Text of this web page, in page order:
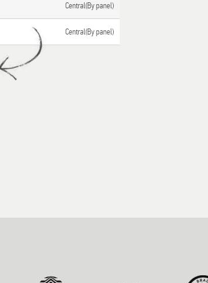
Central(By panel)
Central(By panel)